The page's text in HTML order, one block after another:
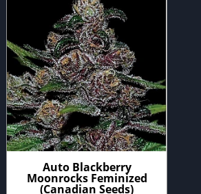
Auto Blackberry
Moonrocks Feminized
(Canadian Seeds)